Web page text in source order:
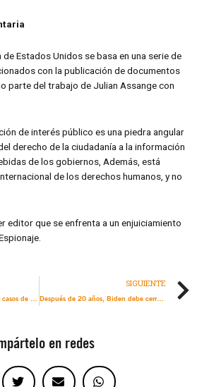
Estados Unidos se basa en una serie de
con la publicación de documentos
parte del trabajo de Julian Assange con
de interés público es una piedra angular
derecho de la ciudadanía a la información
de los gobiernos, Además, está
de los derechos humanos, y no
editor que se enfrenta a un enjuiciamiento
SIGUIENTE
Después de 20 años, Biden debe cerrar Guantánamo de una vez por todas
en redes